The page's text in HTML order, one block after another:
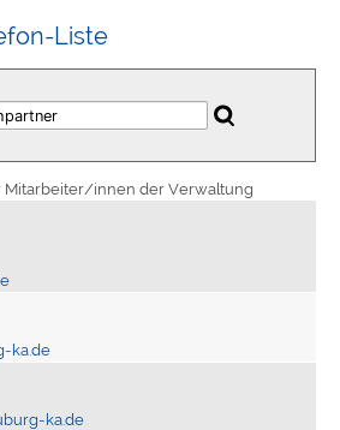
Liste
Mitarbeiter/innen der Verwaltung
ka.de
ka.de